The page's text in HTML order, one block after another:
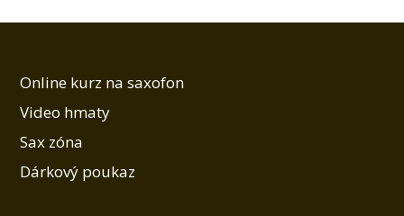
Online kurz na saxofon
Video hmaty
Sax zóna
Dárkový poukaz